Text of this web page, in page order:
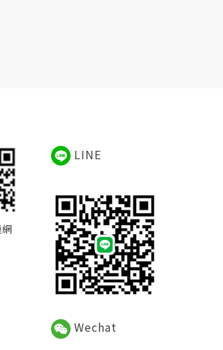
LINE
Wechat